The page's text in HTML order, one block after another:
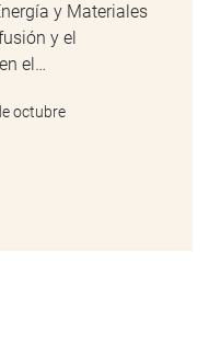
y Materiales
y el
el…
octubre